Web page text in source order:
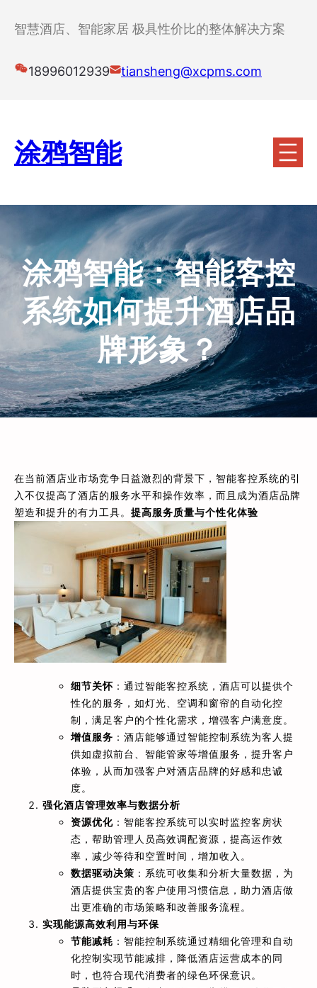
智慧酒店、智能家居 极具性价比的整体解决方案
18996012939 tiansheng@xcpms.com
涂鸦智能
涂鸦智能：智能客控
系统如何提升酒店品
牌形象？
在当前酒店业市场竞争日益激烈的背景下，智能客控系统的引
入不仅提高了酒店的服务水平和操作效率，而且成为酒店品牌
塑造和提升的有力工具。 提高服务质量与个性化体验
细节关怀 ：通过智能客控系统，酒店可以提供个
性化的服务，如灯光、空调和窗帘的自动化控
制，满足客户的个性化需求，增强客户满意度。
增值服务 ：酒店能够通过智能控制系统为客人提
供如虚拟前台、智能管家等增值服务，提升客户
体验，从而加强客户对酒店品牌的好感和忠诚
度。
强化酒店管理效率与数据分析
资源优化 ：智能客控系统可以实时监控客房状
态，帮助管理人员高效调配资源，提高运作效
率，减少等待和空置时间，增加收入。
数据驱动决策 ：系统可收集和分析大量数据，为
酒店提供宝贵的客户使用习惯信息，助力酒店做
出更准确的市场策略和改善服务流程。
实现能源高效利用与环保
节能减耗 ：智能控制系统通过精细化管理和自动
化控制实现节能减排，降低酒店运营成本的同
时，也符合现代消费者的绿色环保意识。